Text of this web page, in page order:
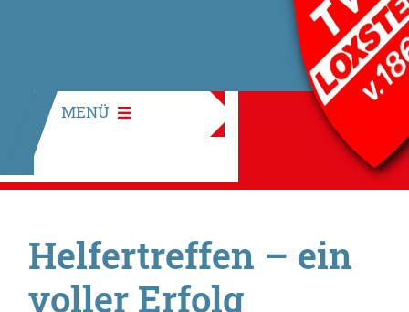
MENÜ
Helfertreffen – ein
voller Erfolg